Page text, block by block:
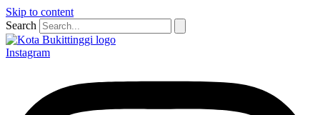
Skip to content
Search
Instagram